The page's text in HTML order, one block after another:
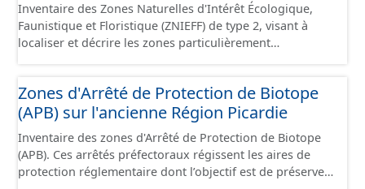
Inventaire des Zones Naturelles d'Intérêt Écologique,
Faunistique et Floristique (ZNIEFF) de type 2, visant à
localiser et décrire les zones particulièrement
ensembles naturels homogènes dont la richesse
écologique est remarquable. Elles sont souvent de taille
importante et peuvent intégrer 1 ou plusieurs zones
ZNIEFF de type 1.
Zones d'Arrêté de Protection de Biotope
(APB) sur l'ancienne Région Picardie
Inventaire des zones d'Arrêté de Protection de Biotope
(APB). Ces arrêtés préfectoraux régissent les aires de
protection réglementaire dont l’objectif est de préserver